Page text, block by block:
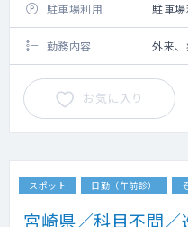
駐車場利用 駐車場
勤務内容 外来
お気に入り
スポット 日勤（午前診）
宮崎県／科目不問／